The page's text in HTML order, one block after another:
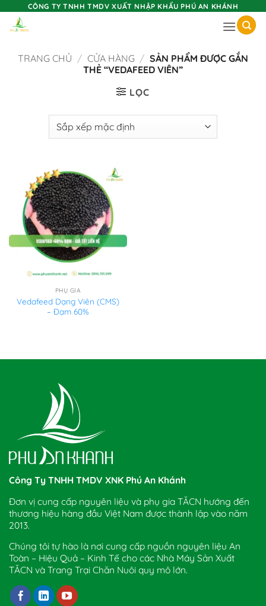
CÔNG TY TNHH TMDV XUẤT NHẬP KHẨU PHÚ AN KHÁNH
TRANG CHỦ / CỬA HÀNG / SẢN PHẨM ĐƯỢC GẮN
THẺ “VEDAFEED VIÊN”
LỌC
PHỤ GIA
Vedafeed Dạng Viên (CMS)
– Đạm 60%
Công Ty TNHH TMDV XNK Phú An Khánh
Đơn vị cung cấp nguyên liệu và phụ gia TĂCN hướng đến
thương hiệu hàng đầu Việt Nam được thành lập vào năm
2013.
Chúng tôi tự hào là nơi cung cấp nguồn nguyên liệu An
Toàn – Hiệu Quả – Kinh Tế cho các Nhà Máy Sản Xuất
TĂCN và Trang Trại Chăn Nuôi quy mô lớn.